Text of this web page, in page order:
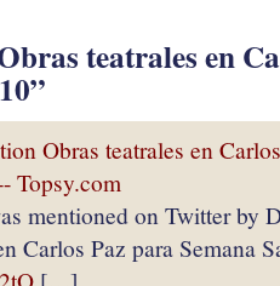
teatrales en
Obras teatrales en
Topsy.com
mentioned on Twitter by
Carlos Paz para Semana